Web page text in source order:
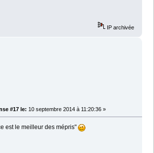
IP archivée
#17 le: 10 septembre 2014 à 11:20:36 »
est le meilleur des mépris"